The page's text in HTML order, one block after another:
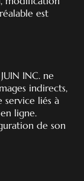
est
INC. ne
indirects,
liés à
ligne.
de son